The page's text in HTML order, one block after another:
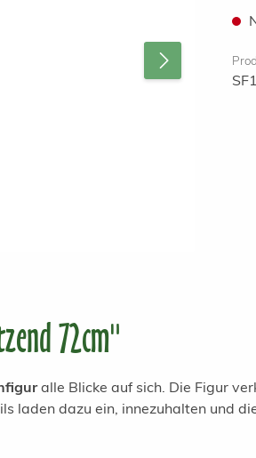
72cm"
alle Blicke auf sich. Die Figur
laden dazu ein, innezuhalten und